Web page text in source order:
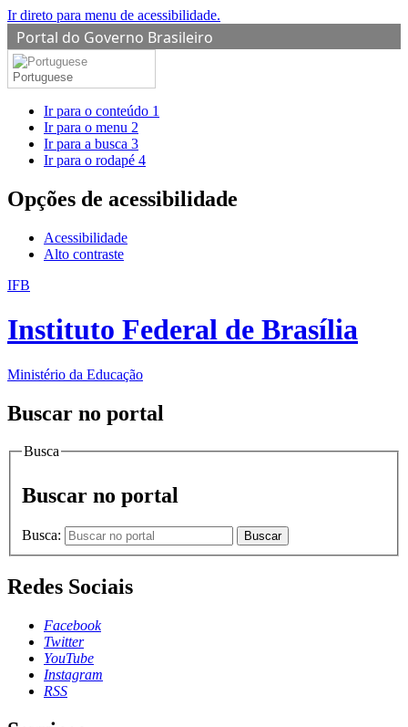
Ir direto para menu de acessibilidade.
Portal do Governo Brasileiro
Portuguese
Ir para o conteúdo 1
Ir para o menu 2
Ir para a busca 3
Ir para o rodapé 4
Opções de acessibilidade
Acessibilidade
Alto contraste
IFB
Instituto Federal de Brasília
Ministério da Educação
Buscar no portal
Busca
Buscar no portal
Busca: Buscar
Redes Sociais
Facebook
Twitter
YouTube
Instagram
RSS